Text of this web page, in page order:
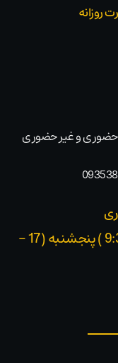
روزانه
حضوری و غیر حضوری
شنبه تا چهارشنبه از ساعت ( 19- 9:30 ) پنجشنبه (17 -